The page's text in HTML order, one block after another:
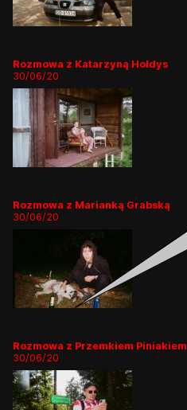
Rozmowa z Katarzyną Hołdys
30/06/20
Rozmowa z Marianką Grabską
30/06/20
Rozmowa z Przemkiem Piniakiem
30/06/20